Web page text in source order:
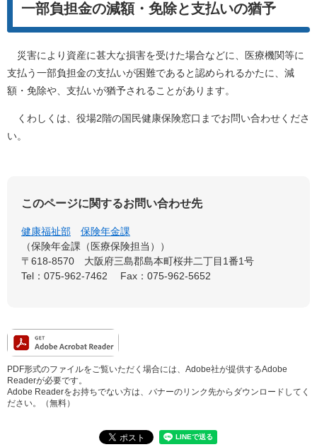
一部負担金の減額・免除と支払いの猶予
災害により資産に甚大な損害を受けた場合などに、医療機関等に
支払う一部負担金の支払いが困難であると認められるかたに、減
額・免除や、支払いが猶予されることがあります。
くわしくは、役場2階の国民健康保険窓口までお問い合わせくださ
い。
このページに関するお問い合わせ先
健康福祉部
保険年金課
保険年金課（医療保険担当）
〒618-8570
大阪府三島郡島本町桜井二丁目1番1号
Tel：075-962-7462
Fax：075-962-5652
PDF形式のファイルをご覧いただく場合には、Adobe社が提供するAdobe
Readerが必要です。
Adobe Readerをお持ちでない方は、バナーのリンク先からダウンロードしてく
ださい。（無料）